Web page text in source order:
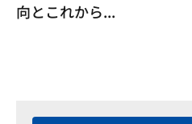
向とこれから...